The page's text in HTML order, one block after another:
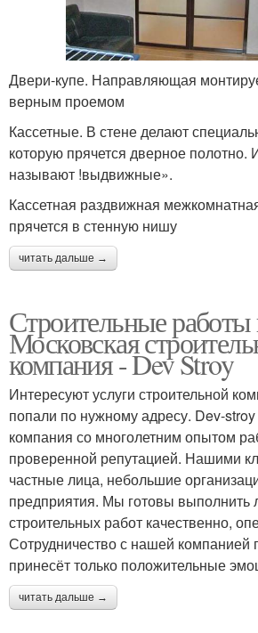
Двери-купе. Направляющая
верным проемом
Кассетные. В стене делают
которую прячется дверное полотно.
называют !выдвижные».
Кассетная раздвижная
прячется в стенную нишу
читать дальше →
Строительные
Московская
компания - Dev Stroy
Интересуют услуги строительной
попали по нужному адресу. Dev-stroy
компания со многолетним опытом
проверенной репутацией. Нашими
частные лица, небольшие
предприятия. Мы готовы
строительных работ качественно,
Сотрудничество с нашей компанией
принесёт только положительные
читать дальше →